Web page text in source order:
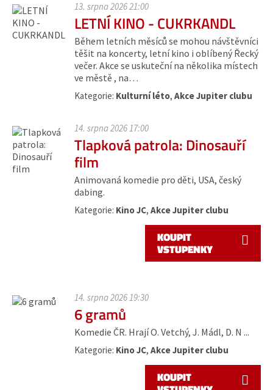
13. srpna 2026 21:00
LETNÍ KINO - CUKRKANDL
Během letních měsíců se mohou návštěvníci
těšit na koncerty, letní kino i oblíbený Řecký
večer. Akce se uskuteční na několika místech
ve městě , na…
Kategorie: Kulturní léto, Akce Jupiter clubu
14. srpna 2026 17:00
Tlapková patrola: Dinosauří
film
Animovaná komedie pro děti, USA, český
dabing.
Kategorie: Kino JC, Akce Jupiter clubu
KOUPIT
VSTUPENKY
14. srpna 2026 19:30
6 gramů
Komedie ČR. Hrají O. Vetchý, J. Mádl, D. N ...
Kategorie: Kino JC, Akce Jupiter clubu
KOUPIT